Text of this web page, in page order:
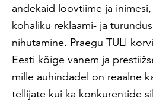
andekaid loovtiime ja
kohaliku reklaami- ja
nihutamine. Praegu TULI
Eesti kõige vanem ja
mille auhindadel on reaalne
tellijate kui ka konkurentide